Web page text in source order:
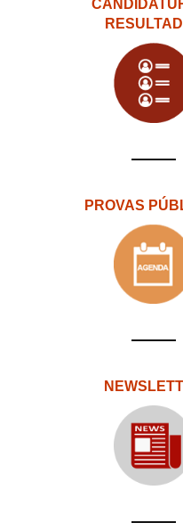
PROVAS